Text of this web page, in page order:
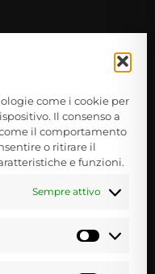
come i cookie per
Il consenso a
il comportamento
o ritirare il
e funzioni.
Sempre attivo